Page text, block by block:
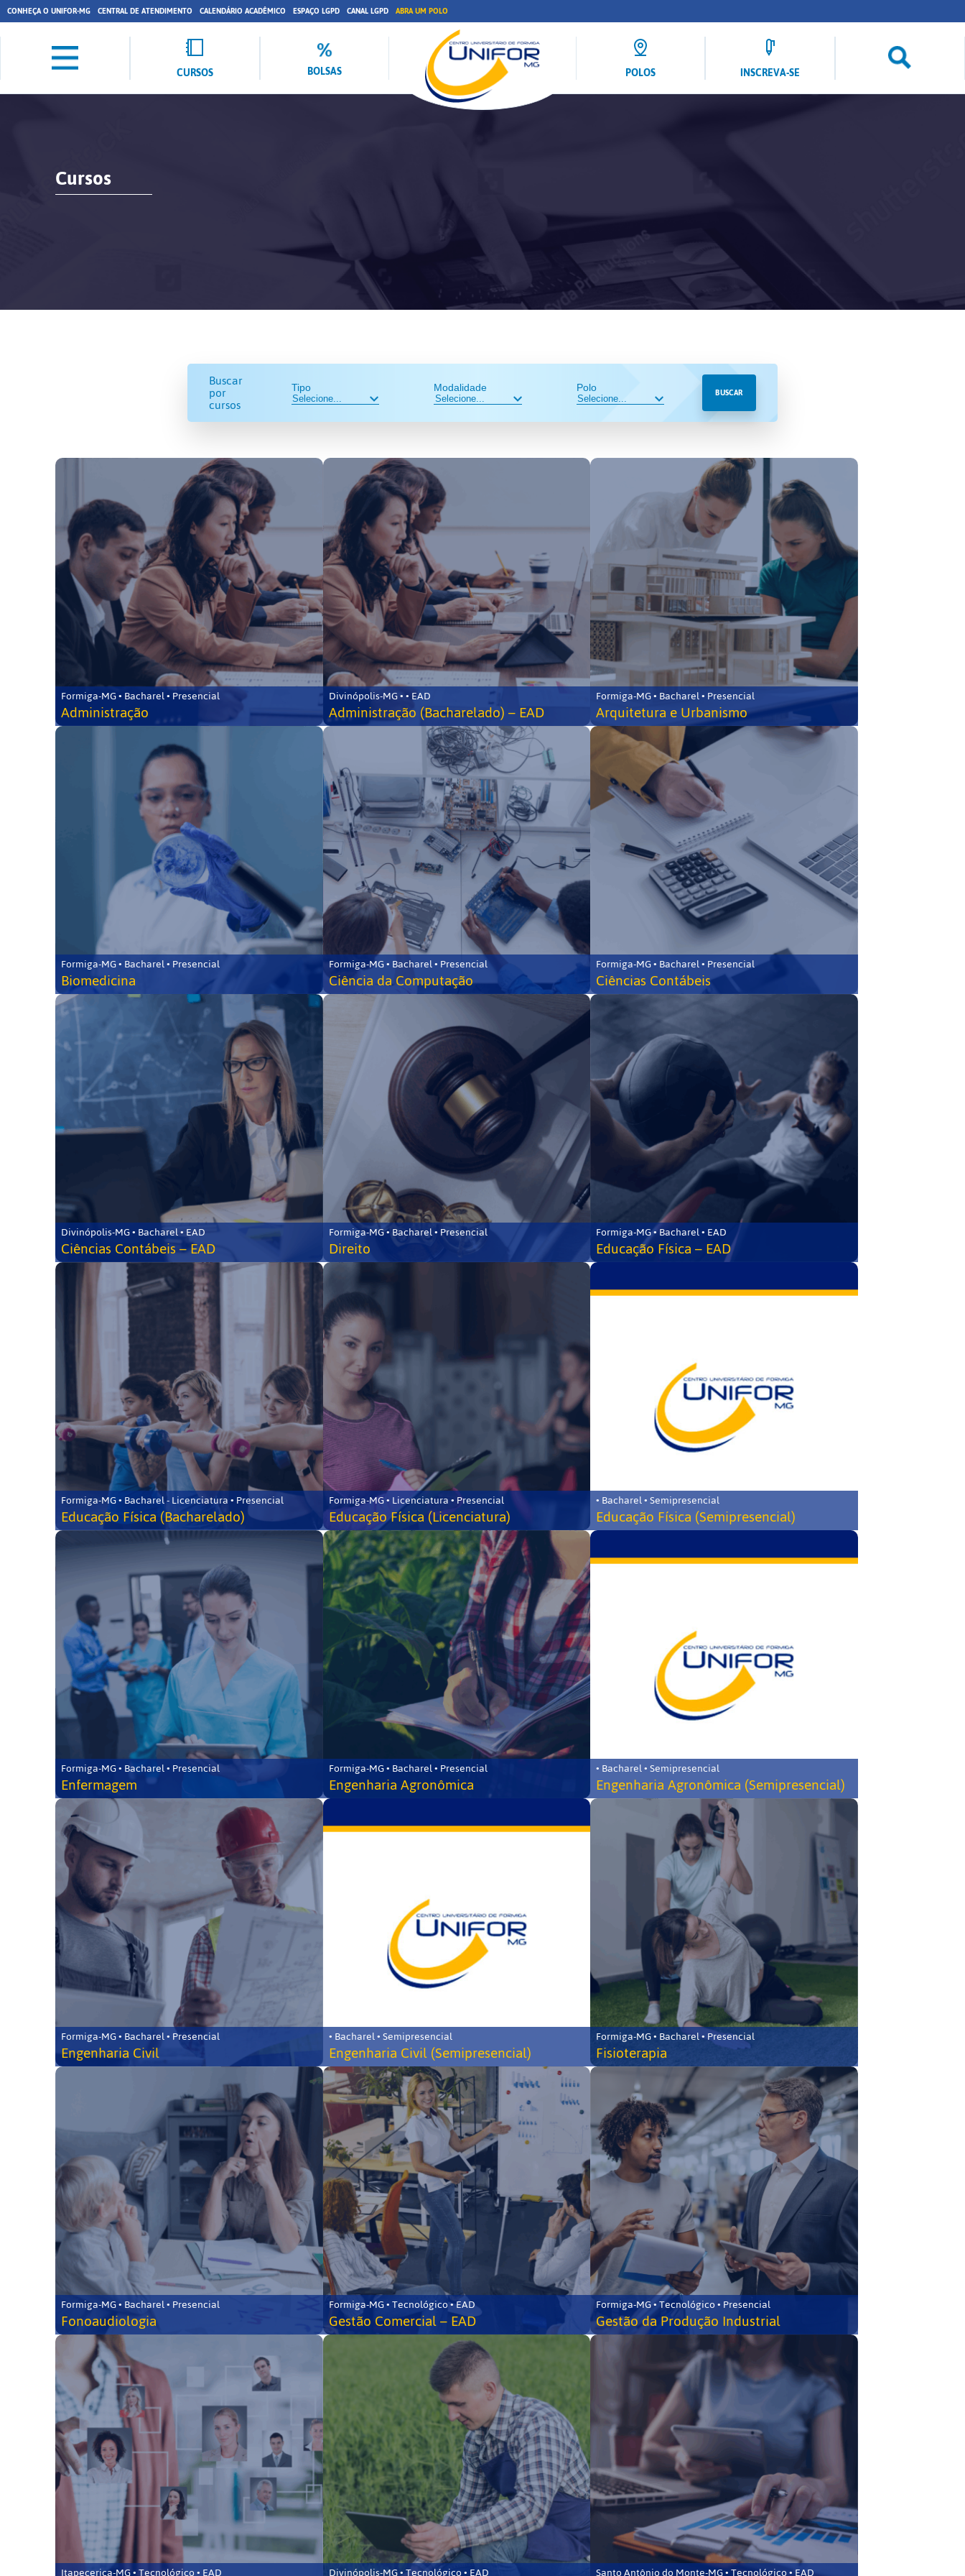
CONHEÇA O UNIFOR-MG CENTRAL DE ATENDIMENTO CALENDÁRIO ACADÊMICO ESPAÇO LGPD CANAL LGPD ABRA UM POLO
CURSOS BOLSAS POLOS INSCREVA-SE
Cursos
Buscar
por
cursos
Tipo Modalidade Polo BUSCAR
Formiga-MG • Bacharel • Presencial
Administração
Divinópolis-MG • • EAD
Administração (Bacharelado) – EAD
Formiga-MG • Bacharel • Presencial
Arquitetura e Urbanismo
Formiga-MG • Bacharel • Presencial
Biomedicina
Formiga-MG • Bacharel • Presencial
Ciência da Computação
Formiga-MG • Bacharel • Presencial
Ciências Contábeis
Divinópolis-MG • Bacharel • EAD
Ciências Contábeis – EAD
Formiga-MG • Bacharel • Presencial
Direito
Formiga-MG • Bacharel • EAD
Educação Física – EAD
Formiga-MG • Bacharel - Licenciatura • Presencial
Educação Física (Bacharelado)
Formiga-MG • Licenciatura • Presencial
Educação Física (Licenciatura)
• Bacharel • Semipresencial
Educação Física (Semipresencial)
Formiga-MG • Bacharel • Presencial
Enfermagem
Formiga-MG • Bacharel • Presencial
Engenharia Agronômica
• Bacharel • Semipresencial
Engenharia Agronômica (Semipresencial)
Formiga-MG • Bacharel • Presencial
Engenharia Civil
• Bacharel • Semipresencial
Engenharia Civil (Semipresencial)
Formiga-MG • Bacharel • Presencial
Fisioterapia
Formiga-MG • Bacharel • Presencial
Fonoaudiologia
Formiga-MG • Tecnológico • EAD
Gestão Comercial – EAD
Formiga-MG • Tecnológico • Presencial
Gestão da Produção Industrial